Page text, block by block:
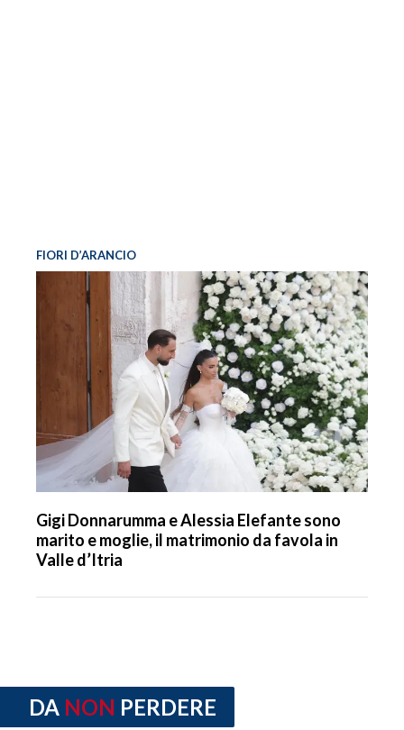
FIORI D’ARANCIO
Gigi Donnarumma e Alessia Elefante sono
marito e moglie, il matrimonio da favola in
Valle d’Itria
DA NON PERDERE